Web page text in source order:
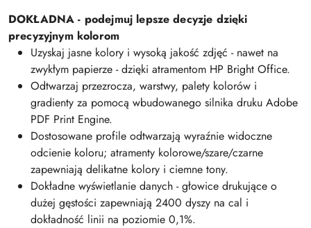
DOKŁADNA - podejmuj lepsze decyzje dzięki
precyzyjnym kolorom
Uzyskaj jasne kolory i wysoką jakość zdjęć - nawet na
zwykłym papierze - dzięki atramentom HP Bright Office.
Odtwarzaj przezrocza, warstwy, palety kolorów i
gradienty za pomocą wbudowanego silnika druku Adobe
PDF Print Engine.
Dostosowane profile odtwarzają wyraźnie widoczne
odcienie koloru; atramenty kolorowe/szare/czarne
zapewniają delikatne kolory i ciemne tony.
Dokładne wyświetlanie danych - głowice drukujące o
dużej gęstości zapewniają 2400 dyszy na cal i
dokładność linii na poziomie 0,1%.